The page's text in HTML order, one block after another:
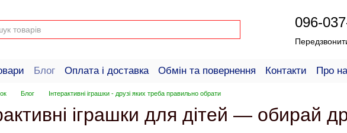
096-
Блог Оплата і доставка Обмін та повернення Контакти Про
Блог Інтерактивні іграшки - друзі яких треба правильно обрати
іграшки для дітей — обирай